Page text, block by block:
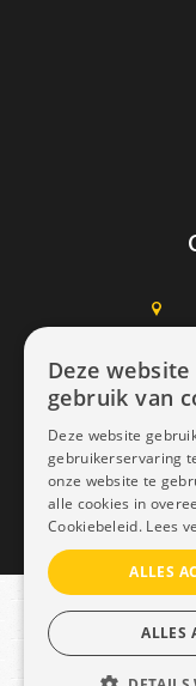
Copyright
Deze
gebruik van
Deze website
gebruikerservaring
onze website te
alle cookies in
Cookiebeleid. Lees
ALLES
ALLES